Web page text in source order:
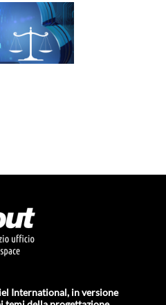
International, in versione